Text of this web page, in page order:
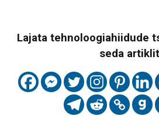
Lajata tehnoloogiahiidude
seda